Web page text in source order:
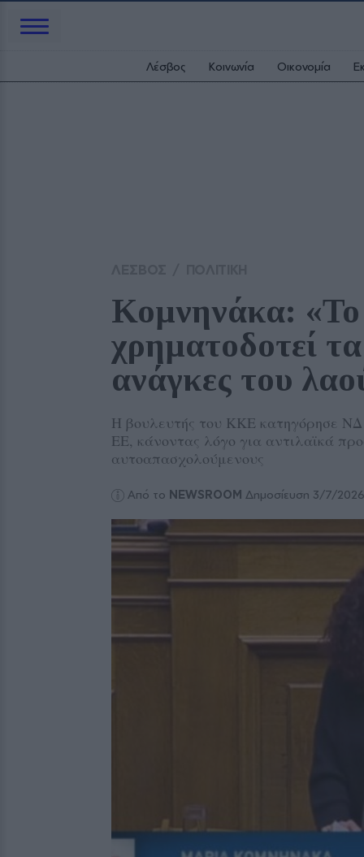
Λέσβος Κοινωνία Οικονομία
Κομνηνάκα:
χρηματοδοτεί
ανάγκες του
Η βουλευτής του ΚΚΕ κατηγόρησε ΝΔ
ΕΕ, κάνοντας λόγο για αντιλαϊκά
αυτοαπασχολούμενους
Από το NEWSROOM Δημοσίευση 3/7/2026